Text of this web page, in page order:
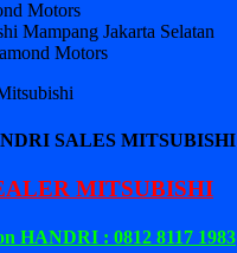
Mampang Jakarta Selatan
Motors
MITSUBISHI
HANDRI : 0812 8117 1983